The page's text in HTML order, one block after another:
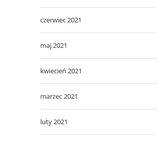
czerwiec 2021
maj 2021
kwiecień 2021
marzec 2021
luty 2021